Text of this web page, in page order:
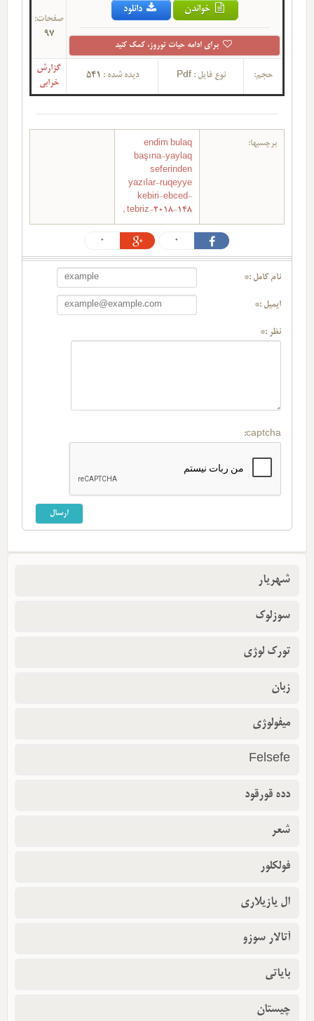
خواندن دانلود
برای ادامه حیات توروز، کمک کنید
صفحات:
97
حجم: نوع فایل :Pdf دیده شده : 541
گزارش
خرابی
برچسبها:
endim bulaq
başına-yaylaq
seferinden
yazılar-ruqeyye
kebiri-ebced-
tebriz-2018-148
,
0
0
نام کامل :*
ایمیل :*
نظر :*
captcha:
شهریار
سوزلوک
تورک لوژی
زبان
میفولوژی
Felsefe
دده قورقود
شعر
فولکلور
ال یازیلاری
آتالار سوزو
بایاتی
چیستان